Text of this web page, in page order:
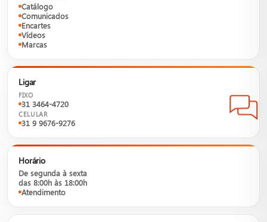
Catálogo
Comunicados
Encartes
Vídeos
Marcas
Ligar
FIXO
31 3464-4720
CELULAR
31 9 9676-9276
Horário
De segunda à sexta
das 8:00h às 18:00h
Atendimento